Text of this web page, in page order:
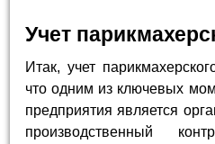
Учет
Итак, учет
что одним из ключевых
предприятия является
производственный